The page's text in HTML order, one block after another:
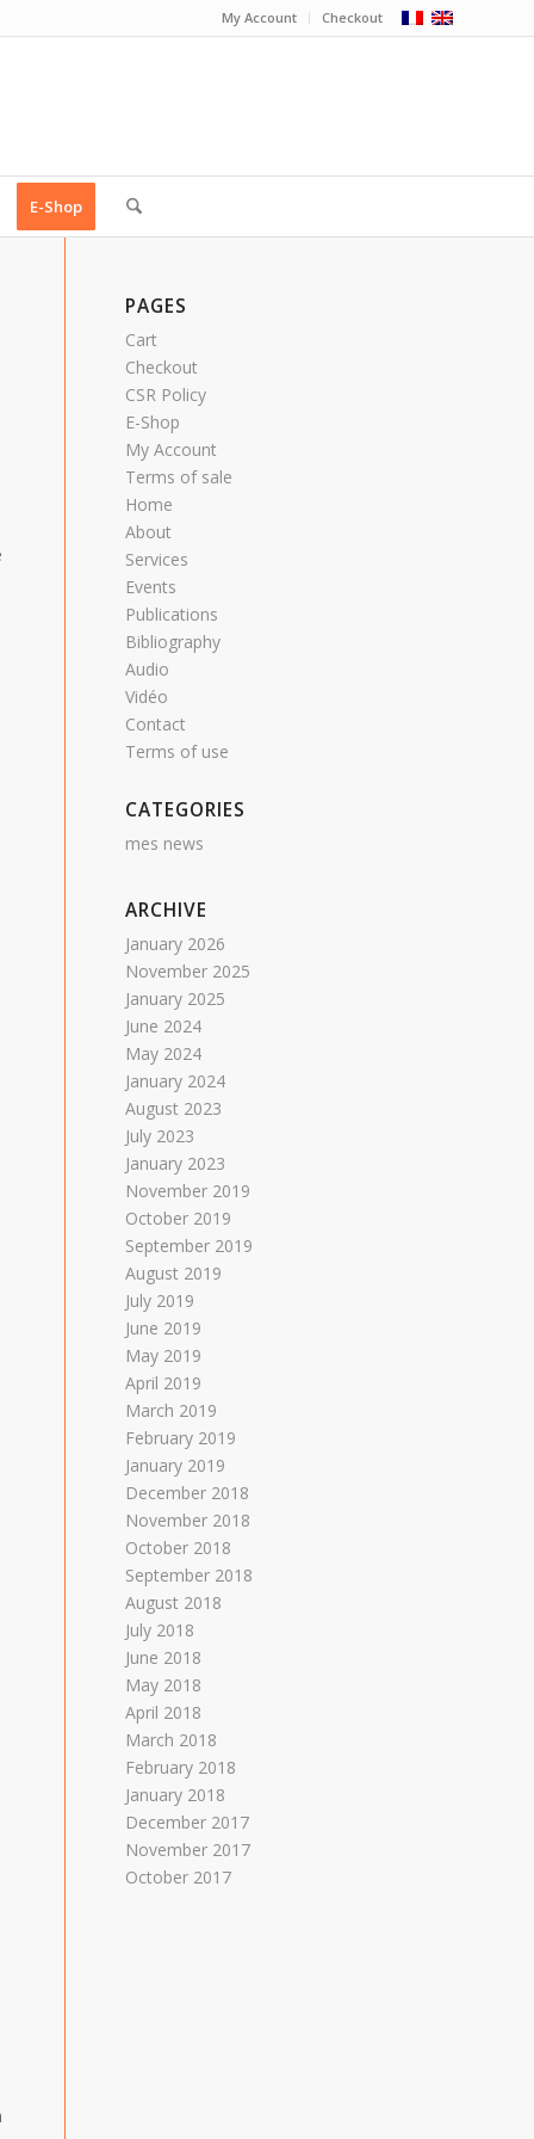
My Account Checkout
E-Shop
PAGES
Cart
Checkout
CSR Policy
E-Shop
My Account
Terms of sale
Home
About
Services
Events
Publications
Bibliography
Audio
Vidéo
Contact
Terms of use
CATEGORIES
mes news
ARCHIVE
January 2026
November 2025
January 2025
June 2024
May 2024
January 2024
August 2023
July 2023
January 2023
November 2019
October 2019
September 2019
August 2019
July 2019
June 2019
May 2019
April 2019
March 2019
February 2019
January 2019
December 2018
November 2018
October 2018
September 2018
August 2018
July 2018
June 2018
May 2018
April 2018
March 2018
February 2018
January 2018
December 2017
November 2017
October 2017